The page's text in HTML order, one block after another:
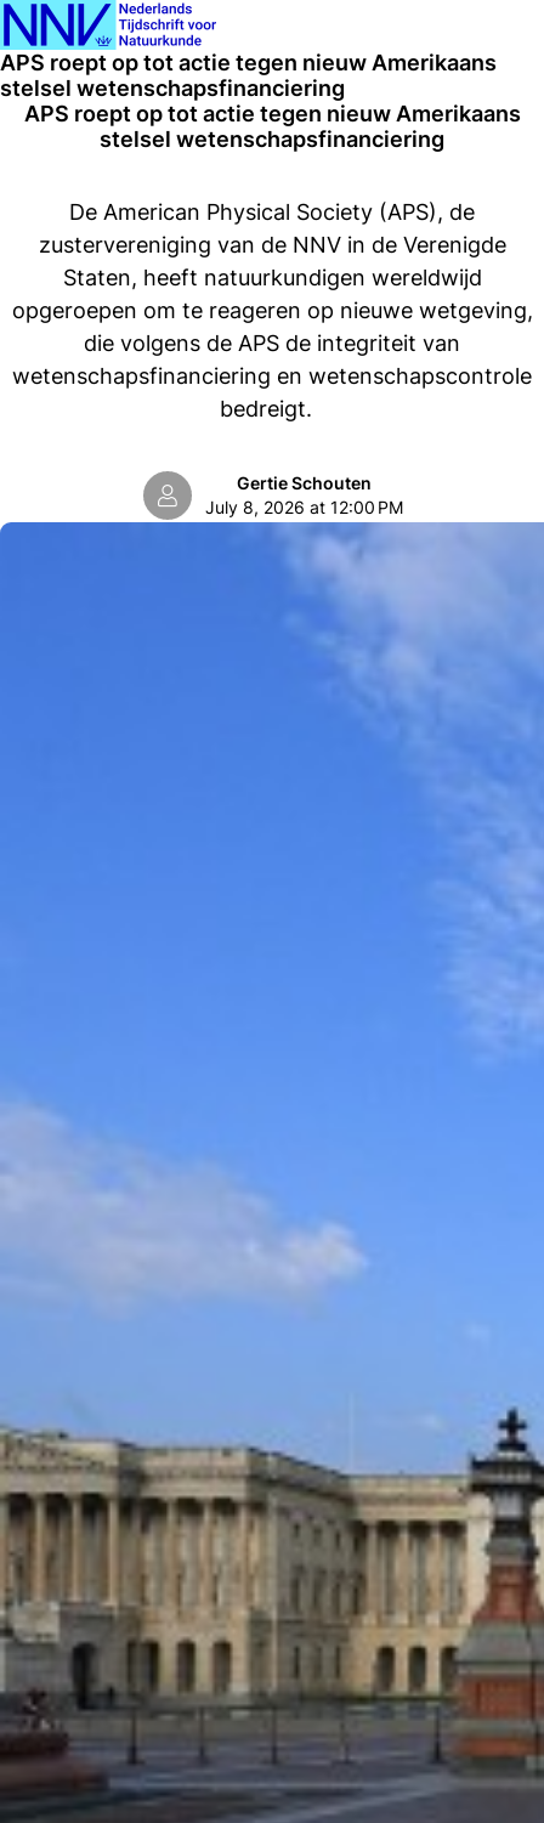
APS roept op tot actie tegen nieuw Amerikaans
stelsel wetenschapsfinanciering
APS roept op tot actie tegen nieuw Amerikaans
stelsel wetenschapsfinanciering
De American Physical Society (APS), de
zustervereniging van de NNV in de Verenigde
Staten, heeft natuurkundigen wereldwijd
opgeroepen om te reageren op nieuwe wetgeving,
die volgens de APS de integriteit van
wetenschapsfinanciering en wetenschapscontrole
bedreigt.
Gertie Schouten
July 8, 2026 at 12:00 PM